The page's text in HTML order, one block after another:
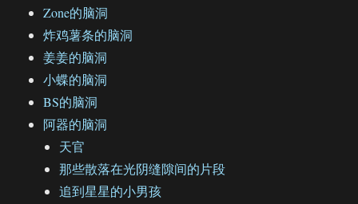
Zone的脑洞
炸鸡薯条的脑洞
姜姜的脑洞
小蝶的脑洞
BS的脑洞
阿器的脑洞
天官
那些散落在光阴缝隙间的片段
追到星星的小男孩